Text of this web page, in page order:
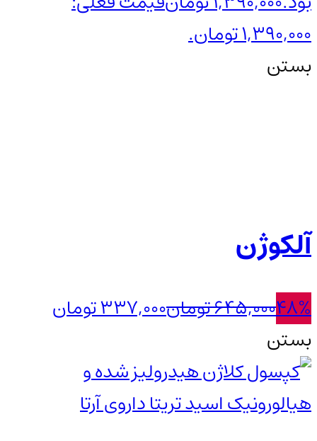
1,390,000 تومان.
بستن
آلکوژن
48%
645,000تومان337,000تومان
بستن